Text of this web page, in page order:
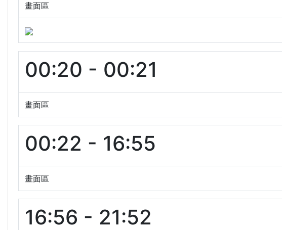
畫面區
00:20 - 00:21
畫面區
00:22 - 16:55
畫面區
16:56 - 21:52